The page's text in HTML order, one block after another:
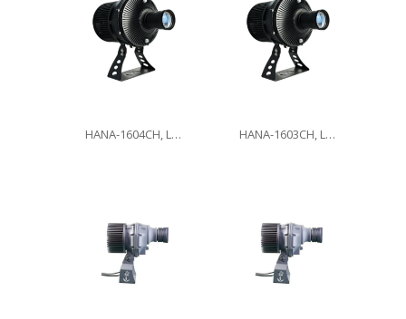
HANA-1604CH, LED160W HANA-1603CH, LED160W